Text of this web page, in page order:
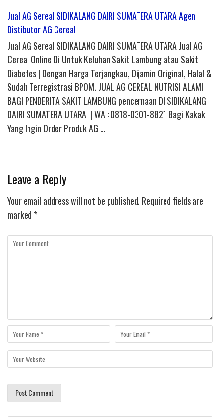
Jual AG Sereal SIDIKALANG DAIRI SUMATERA UTARA Agen
Distibutor AG Cereal
Jual AG Sereal SIDIKALANG DAIRI SUMATERA UTARA Jual AG
Cereal Online Di Untuk Keluhan Sakit Lambung atau Sakit
Diabetes | Dengan Harga Terjangkau, Dijamin Original, Halal &
Sudah Terregistrasi BPOM. JUAL AG CEREAL NUTRISI ALAMI
BAGI PENDERITA SAKIT LAMBUNG pencernaan DI SIDIKALANG
DAIRI SUMATERA UTARA | WA : 0818-0301-8821 Bagi Kakak
Yang Ingin Order Produk AG …
Leave a Reply
Your email address will not be published. Required fields are
marked *